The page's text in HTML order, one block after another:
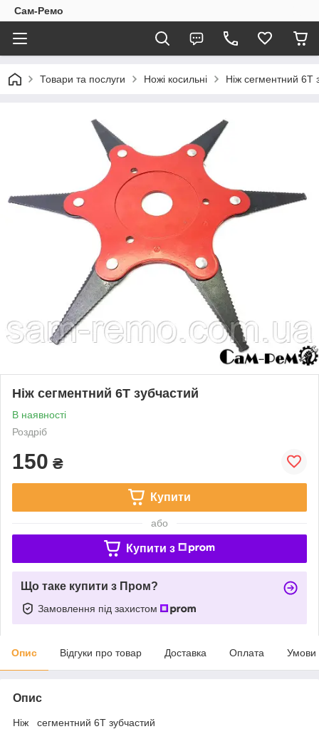
Сам-Ремо
Товари та послуги Ножі косильні Ніж сегментний 6Т
Ніж сегментний 6Т зубчастий
В наявності
Роздріб
150 ₴
Купити
або
Купити з
Що таке купити з Пром?
Замовлення під захистом
Опис Відгуки про товар Доставка Оплата Умови
Опис
Ніж сегментний 6Т зубчастий